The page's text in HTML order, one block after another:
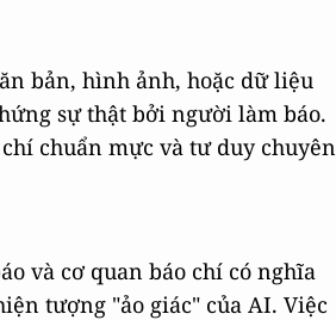
bản, hình ảnh, hoặc dữ liệu
sự thật bởi người làm báo.
chuẩn mực và tư duy chuyên
và cơ quan báo chí có nghĩa
tượng "ảo giác" của AI. Việc